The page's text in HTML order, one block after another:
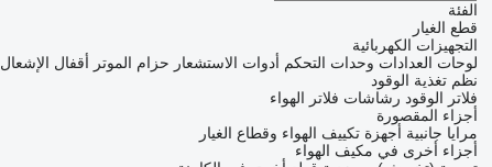
الفئة
قطع الغيار
التجهيزات الكهربائية
لوحات العدادات وحدات التحكم أدوات الاستشعار حزام الموتر أقفال الإشعال
نظم تغذية الوقود
فلاتر الوقود رشاشات فلاتر الهواء
أجزاء المقصورة
مرايا جانبية أجهزة تكييف الهواء وقطاع الغيار
أجزاء أخرى في مكيف الهواء